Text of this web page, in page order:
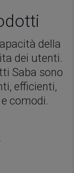
della
dei utenti.
Saba sono
efficienti,
comodi.